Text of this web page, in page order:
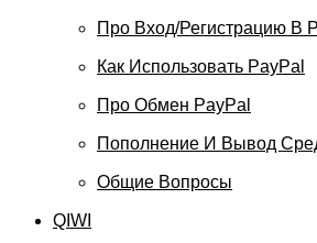
Про Вход/регистрацию В
Как Использовать PayPal
Про Обмен PayPal
Пополнение И Вывод
Общие Вопросы
QIWI